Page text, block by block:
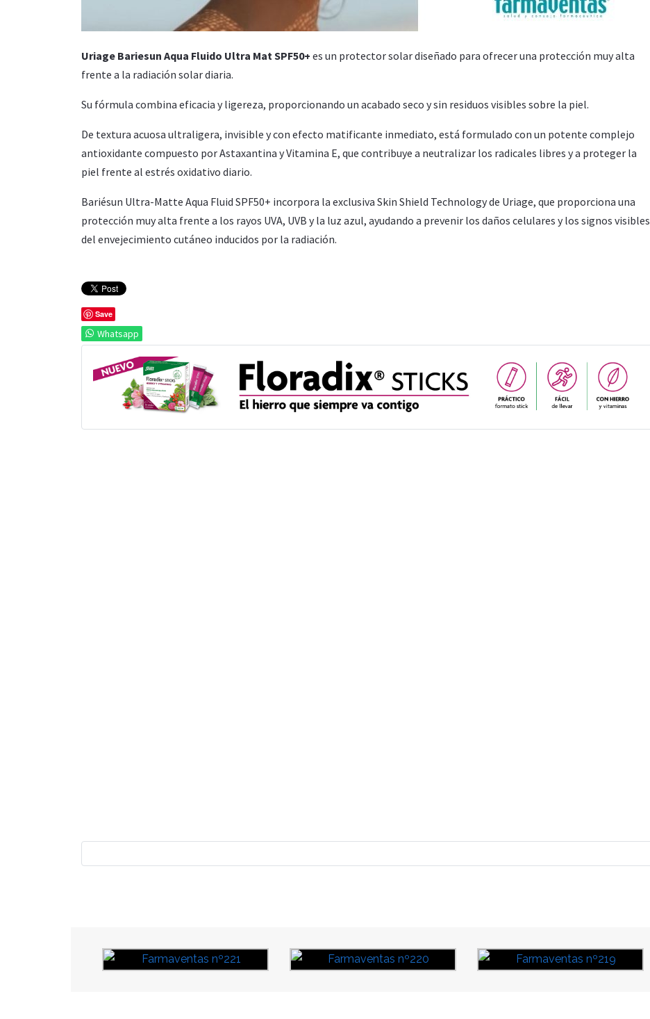
Uriage Bariesun Aqua Fluido Ultra Mat SPF50+ es un protector solar diseñado para ofrecer una protección muy alta
frente a la radiación solar diaria.
Su fórmula combina eficacia y ligereza, proporcionando un acabado seco y sin residuos visibles sobre la piel.
De textura acuosa ultraligera, invisible y con efecto matificante inmediato, está formulado con un potente complejo
antioxidante compuesto por Astaxantina y Vitamina E, que contribuye a neutralizar los radicales libres y a proteger la
piel frente al estrés oxidativo diario.
Bariésun Ultra-Matte Aqua Fluid SPF50+ incorpora la exclusiva Skin Shield Technology de Uriage, que proporciona una
protección muy alta frente a los rayos UVA, UVB y la luz azul, ayudando a prevenir los daños celulares y los signos visibles
del envejecimiento cutáneo inducidos por la radiación.
Save
Whatsapp